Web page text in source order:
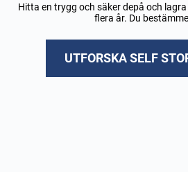
Hitta en trygg och säker depå och
flera år. Du
UTFORSKA SELF